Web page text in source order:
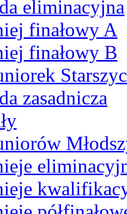
eliminacyjna
finałowy A
finałowy B
zasadnicza